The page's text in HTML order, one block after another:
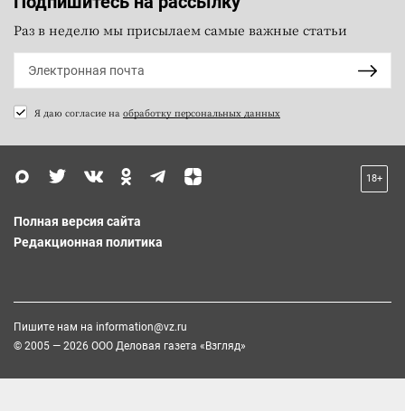
Раз в неделю мы присылаем самые важные статьи
Я даю согласие на обработку персональных данных
18+
Полная версия сайта
Редакционная политика
Пишите нам на information@vz.ru
© 2005 — 2026 ООО Деловая газета «Взгляд»